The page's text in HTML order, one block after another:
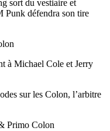
sort du vestiaire et
Punk défendra son tire
à Michael Cole et Jerry
sur les Colon, l’arbitre
Primo Colon